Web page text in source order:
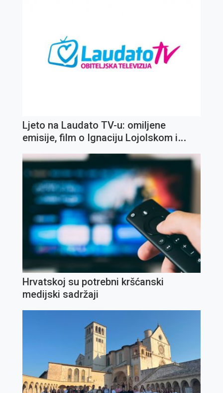
Ljeto na Laudato TV-u: omiljene
emisije, film o Ignaciju Lojolskom i
Hrvatskoj su potrebni kršćanski
medijski sadržaji